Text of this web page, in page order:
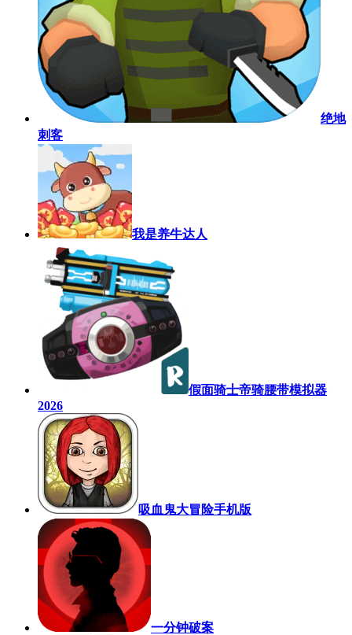
绝地
刺客
我是养牛达人
假面骑士帝骑腰带模拟器
2026
吸血鬼大冒险手机版
一分钟破案